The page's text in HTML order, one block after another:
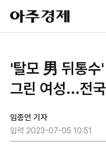
아
주
경
'탈모 男 뒤통수
그린 여성...전
임종언 기자
입력 2023-07-05 10:51